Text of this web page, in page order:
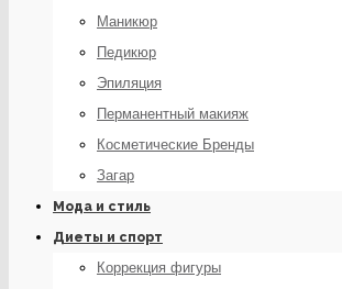
Маникюр
Педикюр
Эпиляция
Перманентный макияж
Косметические Бренды
Загар
Мода и стиль
Диеты и спорт
Коррекция фигуры